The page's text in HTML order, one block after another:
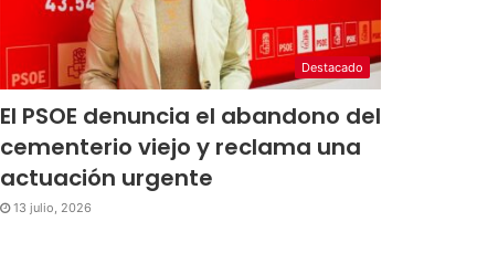
Destacado
El PSOE denuncia el abandono del
cementerio viejo y reclama una
actuación urgente
13 julio, 2026